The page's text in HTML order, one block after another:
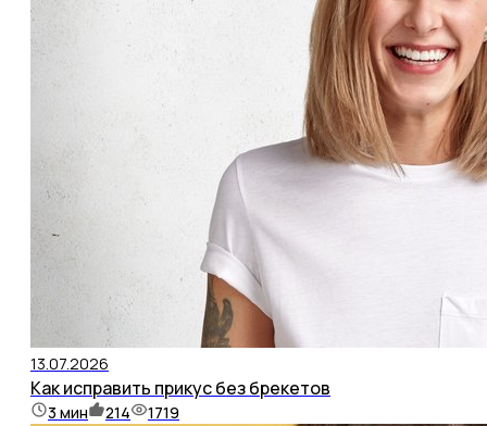
13.07.2026
Как исправить прикус без брекетов
3 мин 214 1719